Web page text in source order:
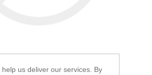
help us deliver our services. By